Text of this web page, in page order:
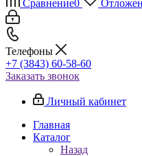
Сравнение0
Телефоны
+7 (3843) 60-58-60
Заказать звонок
Личный кабинет
Главная
Каталог
Назад